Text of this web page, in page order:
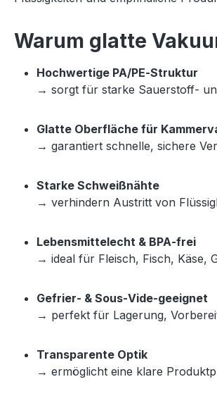
Warum glatte
Hochwertige PA/PE‑Struktur
→ sorgt für starke Sauerstoff‑
Glatte Oberfläche für
→ garantiert schnelle, sichere
Starke Schweißnähte
→ verhindern Austritt von
Lebensmittelecht & BPA‑frei
→ ideal für Fleisch, Fisch, Käse,
Gefrier‑ & Sous‑Vide‑geeignet
→ perfekt für Lagerung,
Transparente Optik
→ ermöglicht eine klare